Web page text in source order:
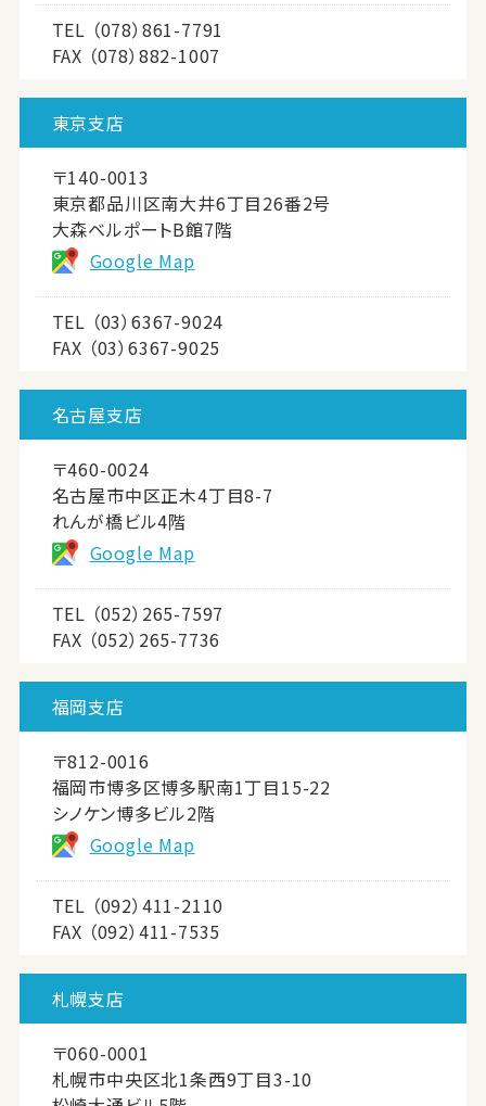
TEL （078）861-7791
FAX （078）882-1007
東京支店
〒140-0013
東京都品川区南大井6丁目26番2号
大森ベルポートB館7階
Google Map
TEL （03）6367-9024
FAX （03）6367-9025
名古屋支店
〒460-0024
名古屋市中区正木4丁目8-7
れんが橋ビル4階
Google Map
TEL （052）265-7597
FAX （052）265-7736
福岡支店
〒812-0016
福岡市博多区博多駅南1丁目15-22
シノケン博多ビル2階
Google Map
TEL （092）411-2110
FAX （092）411-7535
札幌支店
〒060-0001
札幌市中央区北1条西9丁目3-10